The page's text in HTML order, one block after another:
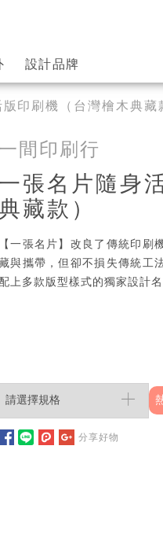
設計品牌
印刷機（台灣檜木典藏
一間印刷行
一張名片隨身
藏款）
【一張名片】改良了傳統印
與攜帶，但卻不損失傳統工
上多款版型樣式的獨家設計
分享好物